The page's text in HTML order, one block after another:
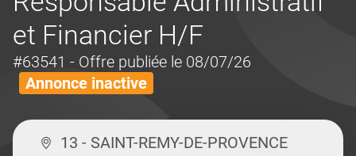
et Financier H/F
#63541 - Offre publiée le 08/07/26
Annonce inactive
13 - SAINT-REMY-DE-PROVENCE